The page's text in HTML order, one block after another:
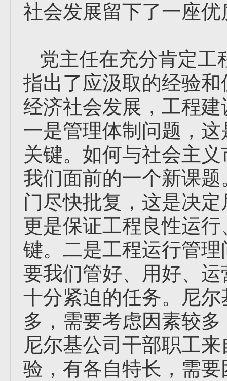
社会发展留下了一座优
党主任在充分肯定工
指出了应汲取的经验
经济社会发展，工程
一是管理体制问题，
关键。如何与社会主
我们面前的一个新课
门尽快批复，这是决
更是保证工程良性运
键。二是工程运行管
要我们管好、用好、
十分紧迫的任务。尼
多，需要考虑因素较
尼尔基公司干部职工
验，有各自特长，需